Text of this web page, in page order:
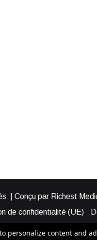
| Conçu par Richest
de confidentialité (UE)
personalize content and